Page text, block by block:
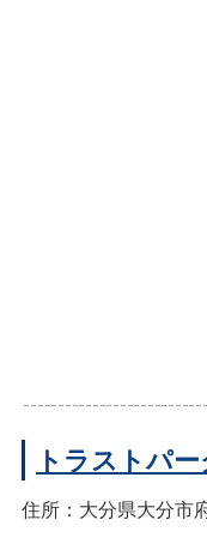
トラストパ
住所：大分県大分市